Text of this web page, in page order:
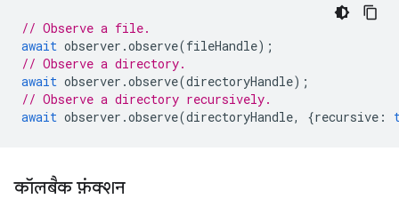
// Observe a file.
await observer .observe(fileHandle);
// Observe a directory.
await observer .observe(directoryHandle);
// Observe a directory recursively.
await observer .observe(directoryHandle, {recursive :
कॉलबैक फ़ंक्शन